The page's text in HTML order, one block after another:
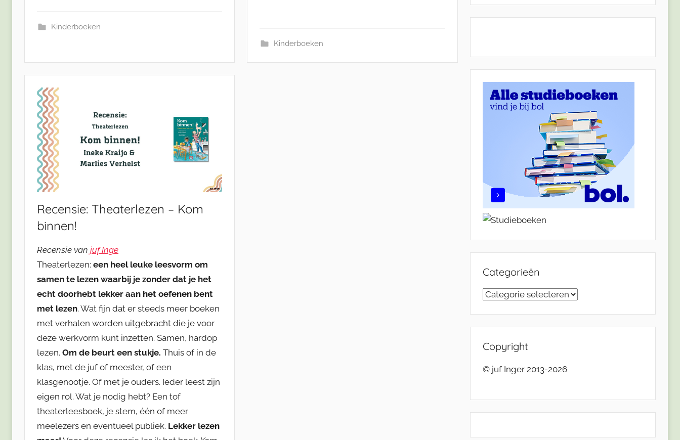
Kinderboeken
Kinderboeken
Recensie: Theaterlezen – Kom
binnen!
Recensie van juf Inge
Theaterlezen: een heel leuke leesvorm om
samen te lezen waarbij je zonder dat je het
echt doorhebt lekker aan het oefenen bent
met lezen. Wat fijn dat er steeds meer boeken
met verhalen worden uitgebracht die je voor
deze werkvorm kunt inzetten. Samen, hardop
lezen. Om de beurt een stukje. Thuis of in de
klas, met de juf of meester, of een
klasgenootje. Of met je ouders. Ieder leest zijn
eigen rol. Wat je nodig hebt? Een tof
theaterleesboek, je stem, één of meer
meelezers en eventueel publiek. Lekker lezen
Categorieën
Categorieën
Copyright
© juf Inger 2013-2026